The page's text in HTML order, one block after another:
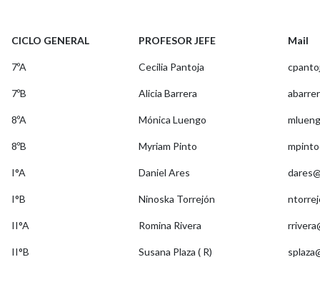
CICLO GENERAL PROFESOR JEFE Mail
7ºA Cecilia Pantoja
7ºB Alicia Barrera
8ºA Mónica Luengo
8ºB Myriam Pinto
I°A Daniel Ares
I°B Ninoska Torrejón
II°A Romina Rivera
II°B Susana Plaza ( R)